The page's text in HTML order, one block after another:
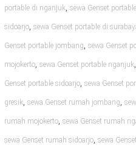
portable di nganjuk, sewa Genset
sidoarjo, sewa Genset portable di
Genset portable jombang, sewa Genset
mojokerto, sewa Genset portable nganjuk,
Genset portable sidoarjo, sewa Genset
gresik, sewa Genset rumah jombang,
rumah mojokerto, sewa Genset rumah
sewa Genset rumah sidoarjo, sewa